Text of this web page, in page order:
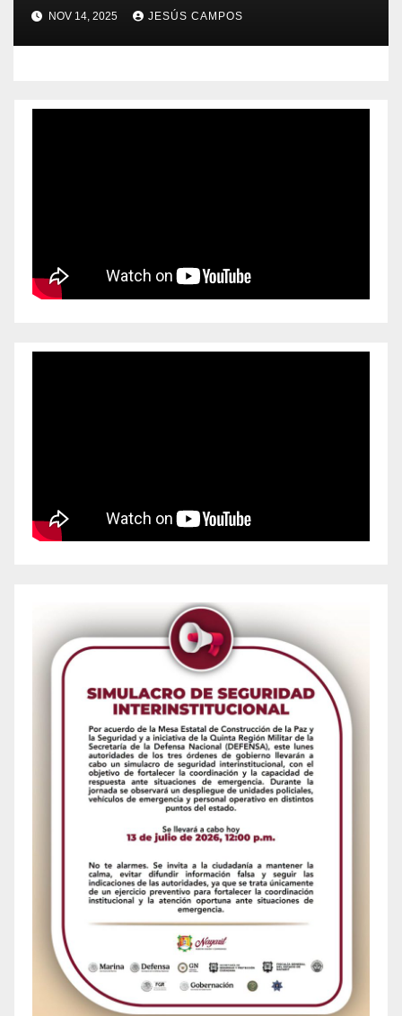
NOV 14, 2025 JESÚS CAMPOS